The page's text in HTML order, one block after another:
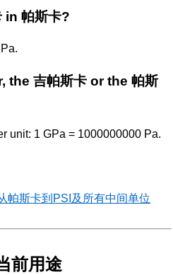
in 帕斯卡?
the 吉帕斯卡 or the 帕斯
unit: 1 GPa = 1000000000 Pa.
帕斯卡到PSI及所有中间单位
前用途